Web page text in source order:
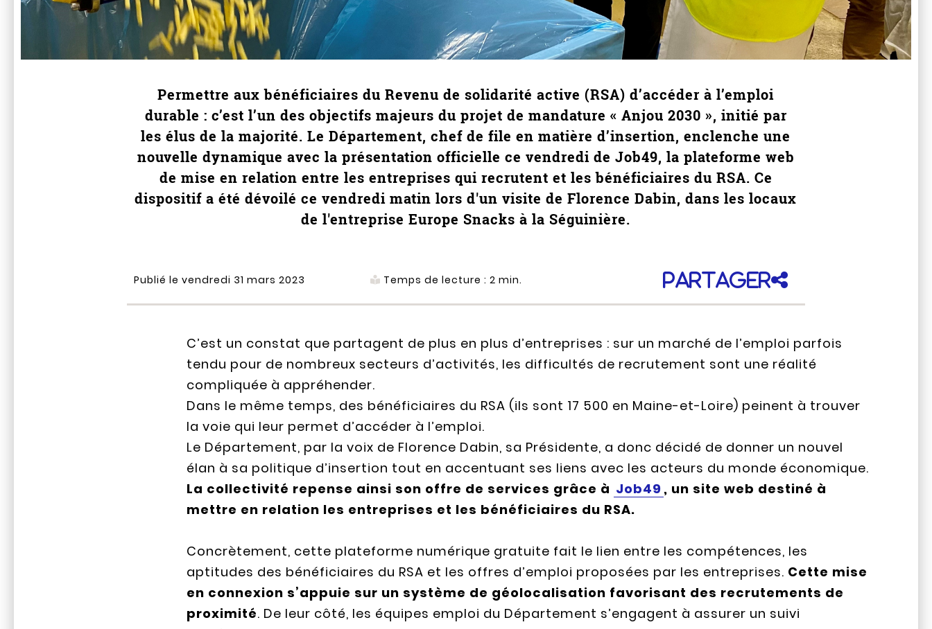
Permettre aux bénéficiaires du Revenu de solidarité active (RSA) d’accéder à l’emploi
durable : c’est l’un des objectifs majeurs du projet de mandature « Anjou 2030 », initié par
les élus de la majorité. Le Département, chef de file en matière d’insertion, enclenche une
nouvelle dynamique avec la présentation officielle ce vendredi de Job49, la plateforme web
de mise en relation entre les entreprises qui recrutent et les bénéficiaires du RSA. Ce
dispositif a été dévoilé ce vendredi matin lors d'un visite de Florence Dabin, dans les locaux
de l'entreprise Europe Snacks à la Séguinière.
Publié le vendredi 31 mars 2023 Temps de lecture : 2 min. Partager
C’est un constat que partagent de plus en plus d’entreprises : sur un marché de l’emploi parfois
tendu pour de nombreux secteurs d’activités, les difficultés de recrutement sont une réalité
compliquée à appréhender.
Dans le même temps, des bénéficiaires du RSA (ils sont 17 500 en Maine-et-Loire) peinent à trouver
la voie qui leur permet d’accéder à l’emploi.
Le Département, par la voix de Florence Dabin, sa Présidente, a donc décidé de donner un nouvel
élan à sa politique d’insertion tout en accentuant ses liens avec les acteurs du monde économique.
La collectivité repense ainsi son offre de services grâce à Job49 , un site web destiné à
mettre en relation les entreprises et les bénéficiaires du RSA.
Concrètement, cette plateforme numérique gratuite fait le lien entre les compétences, les
aptitudes des bénéficiaires du RSA et les offres d’emploi proposées par les entreprises. Cette mise
en connexion s’appuie sur un système de géolocalisation favorisant des recrutements de
proximité. De leur côté, les équipes emploi du Département s’engagent à assurer un suivi